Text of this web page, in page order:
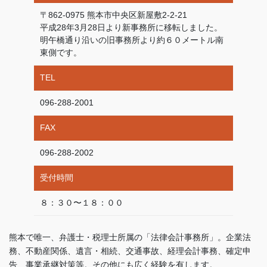
〒862-0975 熊本市中央区新屋敷2-2-21
平成28年3月28日より新事務所に移転しました。
明午橋通り沿いの旧事務所より約６０メートル南
東側です。
TEL
096-288-2001
FAX
096-288-2002
受付時間
８：３０〜１８：００
熊本で唯一、弁護士・税理士所属の「法律会計事務所」。企業法
務、不動産関係、遺言・相続、交通事故、経理会計事務、確定申
告、事業承継対策等。その他にも広く経験を有します。